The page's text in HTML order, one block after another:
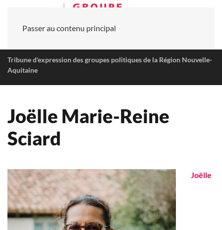
Passer au contenu principal
Tribune d'expression des groupes politiques de la Région Nouvelle-
Aquitaine
Joëlle Marie-Reine
Sciard
Joëlle